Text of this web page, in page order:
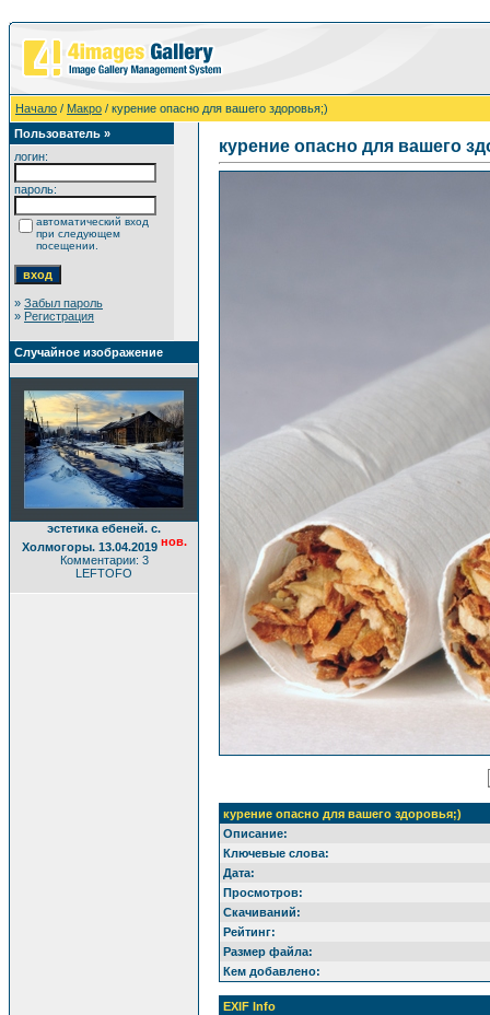
Начало / Макро / курение опасно для вашего здоровья;)
Пользователь »
логин:
пароль:
автоматический вход
при следующем
посещении.
» Забыл пароль
» Регистрация
Случайное изображение
эстетика ебеней. с.
Холмогоры. 13.04.2019 нов.
Комментарии: 3
LEFTOFO
курение опасно для вашего
курение опасно для вашего здоровья;)
Описание:
Ключевые слова:
Дата:
Просмотров:
Скачиваний:
Рейтинг:
Размер файла:
Кем добавлено:
EXIF Info